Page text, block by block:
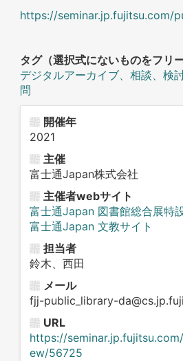
https://seminar.jp.fujitsu.com/
タグ（選択式にないものをフリー
デジタルアーカイブ、相談、検
問
開催年
2021
主催
富士通Japan株式会社
主催者webサイト
富士通Japan 図書館総合展特
富士通Japan 文教サイト
担当者
鈴木、西田
メール
fjj-public_library-
URL
https://
ew/56725